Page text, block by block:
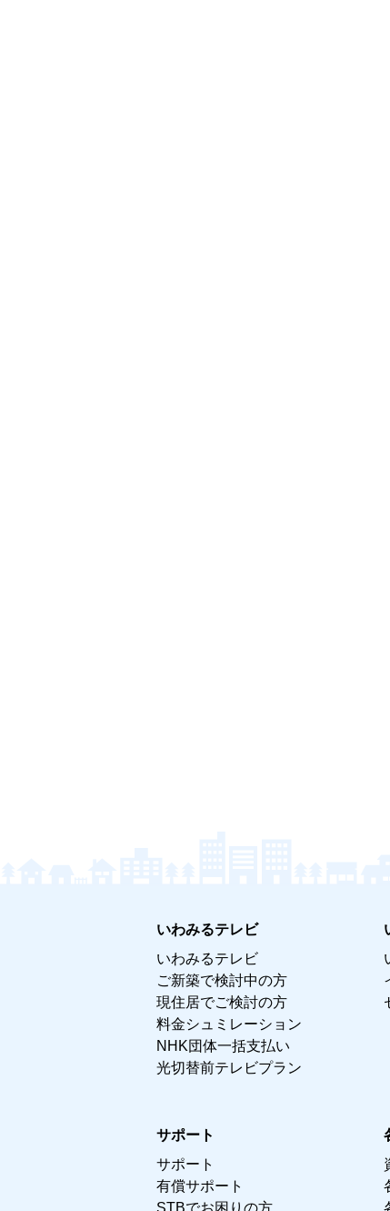
いわみるテレビ
いわみるテレビ
ご新築で検討中の方
現住居でご検討の方
料金シュミレーション
NHK団体一括支払い
光切替前テレビプラン
サポート
サポート
有償サポート
STBでお困りの方